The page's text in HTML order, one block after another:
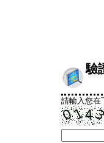
驗
請輸入您在